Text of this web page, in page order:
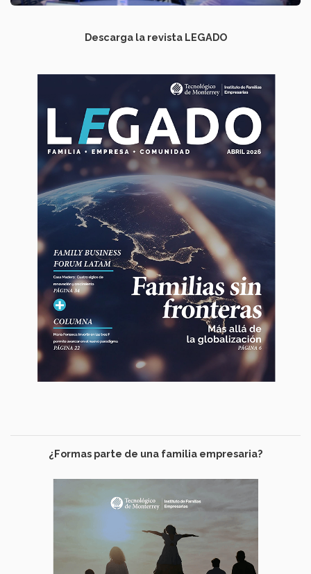
Descarga la revista LEGADO
¿Formas parte de una familia empresaria?